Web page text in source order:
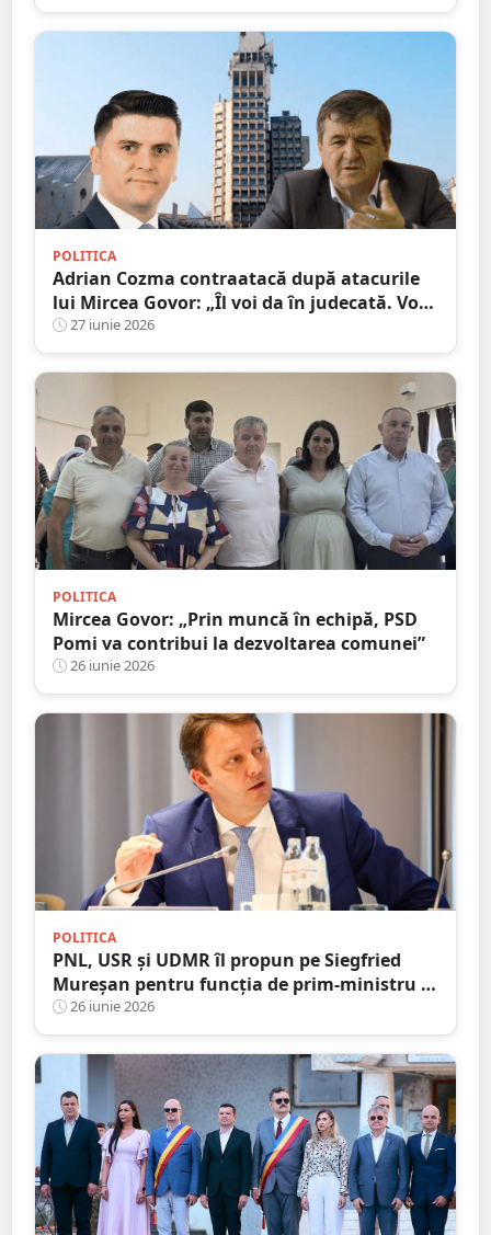
POLITICA
Adrian Cozma contraatacă după atacurile
lui Mircea Govor: „Îl voi da în judecată. Voi
cere inclusiv o expertiză psihiatrică”
27 iunie 2026
POLITICA
Mircea Govor: „Prin muncă în echipă, PSD
Pomi va contribui la dezvoltarea comunei”
26 iunie 2026
POLITICA
PNL, USR și UDMR îl propun pe Siegfried
Mureșan pentru funcția de prim-ministru al
României
26 iunie 2026